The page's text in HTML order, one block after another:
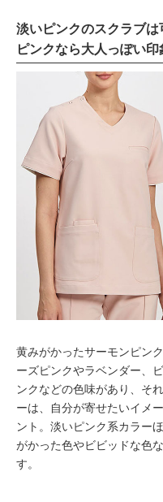
淡いピンクのスクラブ
ピンクなら大人っぽい印
黄みがかったサーモンピン
ーズピンクやラベンダー、
ンクなどの色味があり、そ
ーは、自分が寄せたいイメ
ント。淡いピンク系カラー
がかった色やビビッドな色
す。